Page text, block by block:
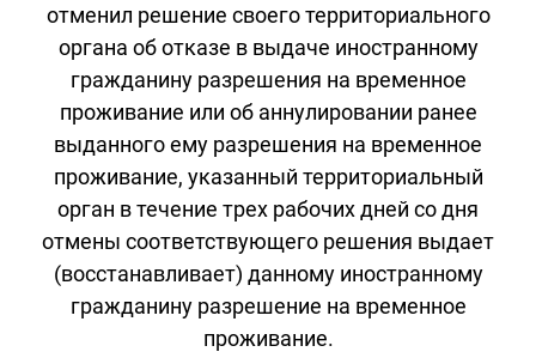
отменил решение своего территориального
органа об отказе в выдаче иностранному
гражданину разрешения на временное
проживание или об аннулировании ранее
выданного ему разрешения на временное
проживание, указанный территориальный
орган в течение трех рабочих дней со дня
отмены соответствующего решения выдает
(восстанавливает) данному иностранному
гражданину разрешение на временное
проживание.